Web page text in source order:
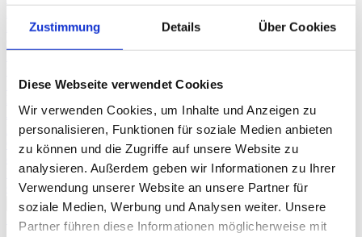
Zustimmung Details Über Cookies
Diese Webseite verwendet Cookies
Wir verwenden Cookies, um Inhalte und Anzeigen zu
personalisieren, Funktionen für soziale Medien anbieten
zu können und die Zugriffe auf unsere Website zu
analysieren. Außerdem geben wir Informationen zu Ihrer
Verwendung unserer Website an unsere Partner für
soziale Medien, Werbung und Analysen weiter. Unsere
Partner führen diese Informationen möglicherweise mit
BahnLeitzentralen & Stellwerkstechnik Sicherheit &
Planung & Design
Journal
Presse▾
ORF NÖ BerichtTV-Beitrag: Spezialist für Leitzentralen Fachartikel
Produktportfolio auf einen Blick
Über uns
KI
Beratung anfragen→
Start
Schlagwort: Rettungsleitstelle